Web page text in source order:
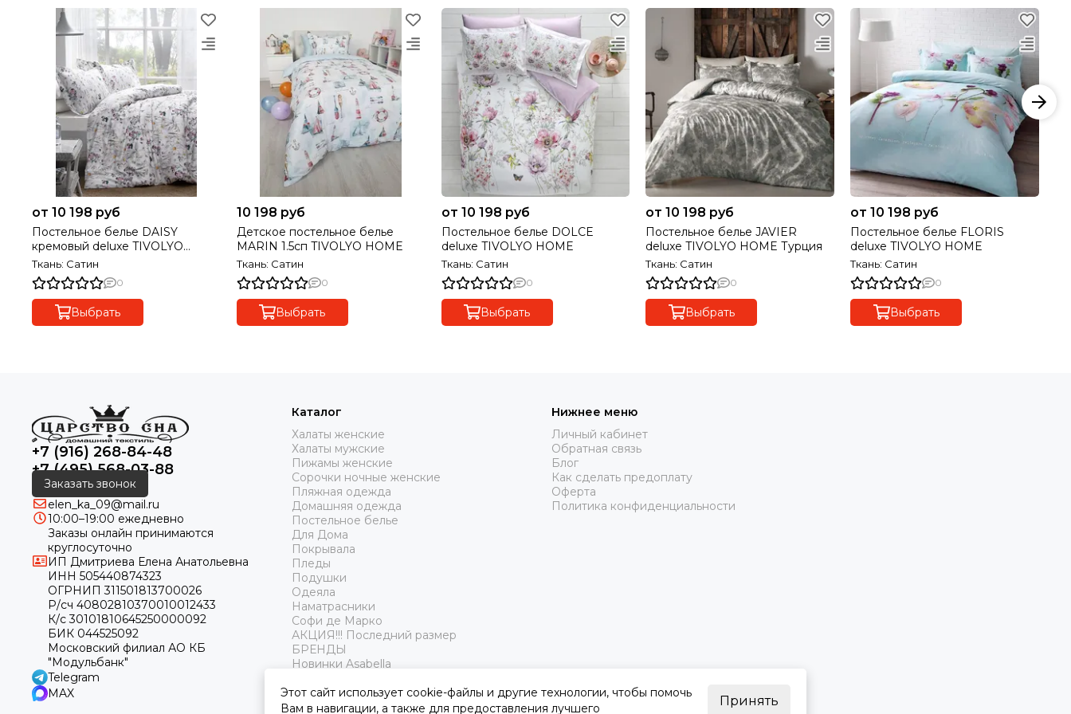
от 10 198 руб
Постельное белье DAISY
кремовый deluxe TIVOLYO
HOME Турция
Ткань: Сатин
0
Выбрать
10 198 руб
Детское постельное белье
MARIN 1.5сп TIVOLYO HOME
Ткань: Сатин
0
Выбрать
от 10 198 руб
Постельное белье DOLCE
deluxe TIVOLYO HOME
Ткань: Сатин
0
Выбрать
от 10 198 руб
Постельное белье JAVIER
deluxe TIVOLYO HOME Турция
Ткань: Сатин
0
Выбрать
от 10 198 руб
Постельное белье FLORIS
deluxe TIVOLYO HOME
Ткань: Сатин
0
Выбрать
+7 (916) 268-84-48
+7 (495) 568-03-88
Заказать звонок
elen_ka_09@mail.ru
10:00–19:00 ежедневно
Заказы онлайн принимаются
круглосуточно
ИП Дмитриева Елена Анатольевна
ИНН 505440874323
ОГРНИП 311501813700026
Р/сч 40802810370010012433
К/с 30101810645250000092
БИК 044525092
Московский филиал АО КБ
"Модульбанк"
Telegram
MAX
Каталог
Халаты женские
Халаты мужские
Пижамы женские
Сорочки ночные женские
Пляжная одежда
Домашняя одежда
Постельное белье
Для Дома
Покрывала
Пледы
Подушки
Одеяла
Наматрасники
Софи де Марко
АКЦИЯ!!! Последний размер
БРЕНДЫ
Новинки Asabella
Нижнее меню
Личный кабинет
Обратная связь
Блог
Как сделать предоплату
Оферта
Политика конфиденциальности
Этот сайт использует cookie-файлы и другие технологии, чтобы помочь
Вам в навигации, а также для предоставления лучшего
Принять